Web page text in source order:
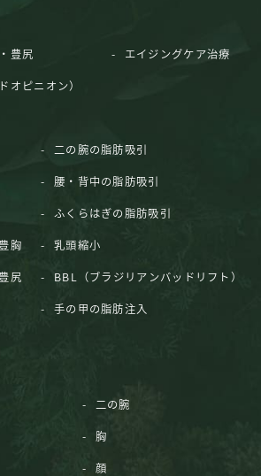
豊尻
エイジングケア治療
オピニオン）
二の腕の脂肪吸引
腰・背中の脂肪吸引
ふくらはぎの脂肪吸引
胸
乳頭縮小
尻
BBL（ブラジリアンバッドリフト）
手の甲の脂肪注入
二の腕
胸
顔